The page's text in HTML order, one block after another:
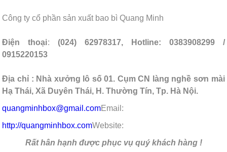
Công ty cổ phần sản xuất bao bì Quang Minh
Điện thoại: (024) 62978317, Hotline: 0383908299 /
0915220153
Địa chỉ : Nhà xưởng lô số 01. Cụm CN làng nghề sơn mài
Hạ Thái, Xã Duyên Thái, H. Thường Tín, Tp. Hà Nội.
Email:
quangminhbox@gmail.com
Website:
http://quangminhbox.com
Rất hân hạnh được phục vụ quý khách hàng !